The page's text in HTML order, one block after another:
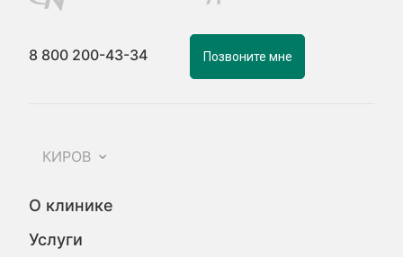
8 800 200-43-34 Позвоните мне
КИРОВ
О клинике
Услуги